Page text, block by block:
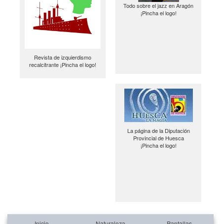
Revista de izquierdismo
recalcitrante ¡Pincha el logo!
Todo sobre el jazz en Aragón
¡Pincha el logo!
La página de la Diputación
Provincial de Huesca
¡Pincha el logo!